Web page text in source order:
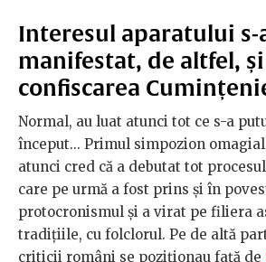
Interesul aparatului s-
manifestat, de altfel,
confiscarea
Normal, au luat atunci tot ce s-a
început... Primul simpozion omagial
atunci cred că a debutat tot
care pe urmă a fost prins și în
protocronismul și a virat pe filiera
tradițiile, cu folclorul. Pe de altă
criticii români se poziționau față de